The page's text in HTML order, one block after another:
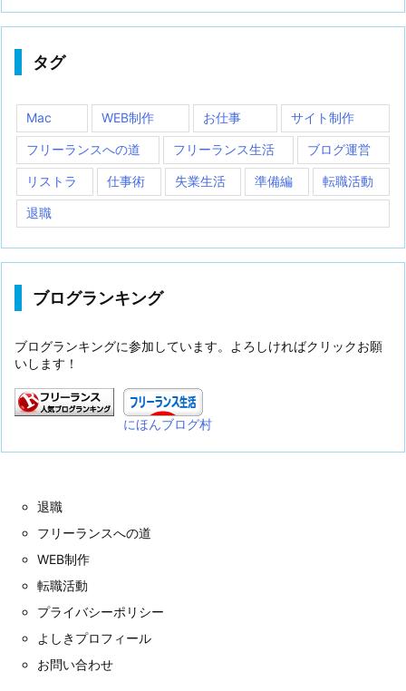
タグ
Mac WEB制作 お仕事 サイト制作
フリーランスへの道 フリーランス生活 ブログ運営
リストラ 仕事術 失業生活 準備編 転職活動
退職
ブログランキング
ブログランキングに参加しています。よろしければクリックお願
いします！
にほんブログ村
退職
フリーランスへの道
WEB制作
転職活動
プライバシーポリシー
よしきプロフィール
お問い合わせ